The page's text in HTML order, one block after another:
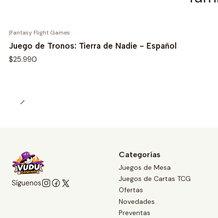
|Fantasy Flight Games
Juego de Tronos: Tierra de Nadie - Español
$25.990
Síguenos
Categorías
Juegos de Mesa
Juegos de Cartas TCG
Ofertas
Novedades
Preventas